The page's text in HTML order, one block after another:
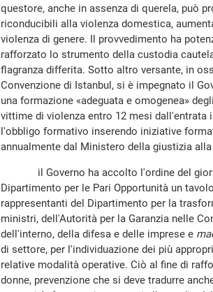
questore, anche in assenza di querela, può
riconducibili alla violenza domestica,
violenza di genere. Il provvedimento ha
rafforzato lo strumento della custodia
flagranza differita. Sotto altro versante, in
Convenzione di Istanbul, si è impegnato il
una formazione «adeguata e omogenea»
vittime di violenza entro 12 mesi
l'obbligo formativo inserendo iniziative
annualmente dal Ministero della giustizia
il Governo ha accolto l'ordine del giorno
Dipartimento per le Pari Opportunità un tavolo
rappresentanti del Dipartimento per la
ministri, dell'Autorità per la Garanzia nelle
dell'interno, della difesa e delle imprese e
di settore, per l'individuazione dei più
relative modalità operative. Ciò al fine di
donne, prevenzione che si deve tradurre